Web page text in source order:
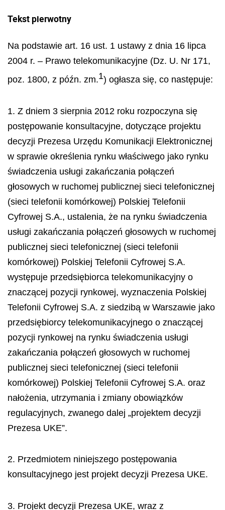
Tekst pierwotny
Na podstawie art. 16 ust. 1 ustawy z dnia 16 lipca
2004 r. – Prawo telekomunikacyjne (Dz. U. Nr 171,
poz. 1800, z późn. zm.1) ogłasza się, co następuje:
1. Z dniem 3 sierpnia 2012 roku rozpoczyna się
postępowanie konsultacyjne, dotyczące projektu
decyzji Prezesa Urzędu Komunikacji Elektronicznej
w sprawie określenia rynku właściwego jako rynku
świadczenia usługi zakańczania połączeń
głosowych w ruchomej publicznej sieci telefonicznej
(sieci telefonii komórkowej) Polskiej Telefonii
Cyfrowej S.A., ustalenia, że na rynku świadczenia
usługi zakańczania połączeń głosowych w ruchomej
publicznej sieci telefonicznej (sieci telefonii
komórkowej) Polskiej Telefonii Cyfrowej S.A.
występuje przedsiębiorca telekomunikacyjny o
znaczącej pozycji rynkowej, wyznaczenia Polskiej
Telefonii Cyfrowej S.A. z siedzibą w Warszawie jako
przedsiębiorcy telekomunikacyjnego o znaczącej
pozycji rynkowej na rynku świadczenia usługi
zakańczania połączeń głosowych w ruchomej
publicznej sieci telefonicznej (sieci telefonii
komórkowej) Polskiej Telefonii Cyfrowej S.A. oraz
nałożenia, utrzymania i zmiany obowiązków
regulacyjnych, zwanego dalej „projektem decyzji
Prezesa UKE”.
2. Przedmiotem niniejszego postępowania
konsultacyjnego jest projekt decyzji Prezesa UKE.
3. Projekt decyzji Prezesa UKE, wraz z